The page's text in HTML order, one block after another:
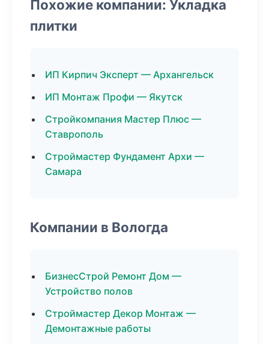
Похожие компании: Укладка
плитки
ИП Кирпич Эксперт — Архангельск
ИП Монтаж Профи — Якутск
Стройкомпания Мастер Плюс —
Ставрополь
Строймастер Фундамент Архи —
Самара
Компании в Вологда
БизнесСтрой Ремонт Дом —
Устройство полов
Строймастер Декор Монтаж —
Демонтажные работы